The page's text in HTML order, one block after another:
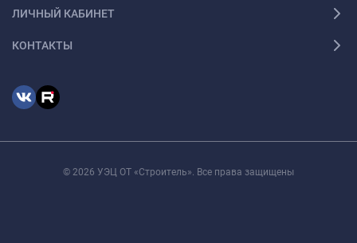
ЛИЧНЫЙ КАБИНЕТ
КОНТАКТЫ
© 2026 УЭЦ ОТ «Строитель». Все права защищены